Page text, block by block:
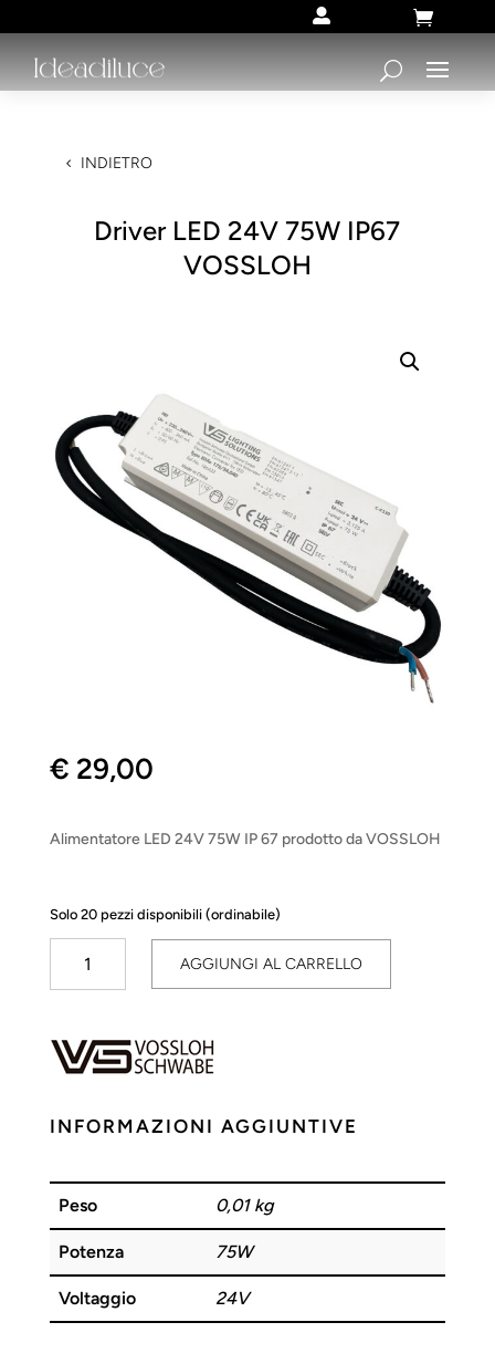
 
INDIETRO
Driver LED 24V 75W IP67
VOSSLOH
€ 29,00
Alimentatore LED 24V 75W IP 67 prodotto da VOSSLOH
Solo 20 pezzi disponibili (ordinabile)
IP67
VOSSLOH
AGGIUNGI AL CARRELLO
INFORMAZIONI AGGIUNTIVE
Peso 0,01 kg
Potenza 75W
Voltaggio 24V